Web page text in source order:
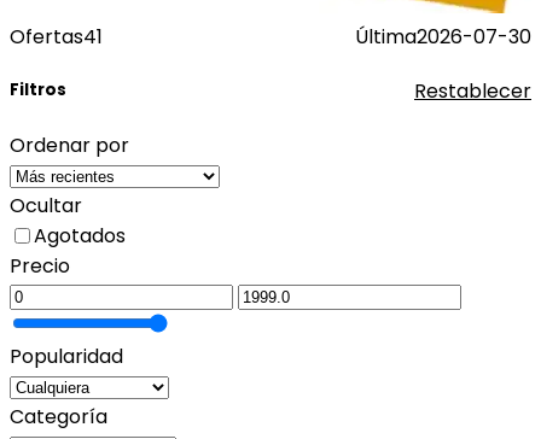
Ofertas41 Última2026-07-30
Filtros
Restablecer
Ordenar por
Ocultar
Agotados
Precio
Popularidad
Categoría